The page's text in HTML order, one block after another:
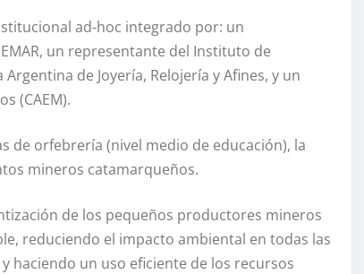
ad-hoc integrado por: un
un representante del Instituto de
de Joyería, Relojería y Afines, y un
(CAEM).
de orfebrería (nivel medio de educación), la
mineros catamarqueños.
de los pequeños productores mineros
reduciendo el impacto ambiental en todas las
haciendo un uso eficiente de los recursos